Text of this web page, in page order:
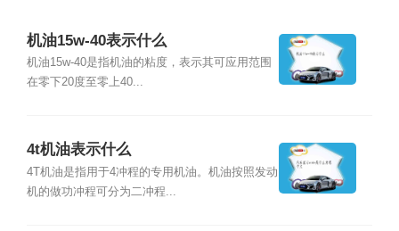
机油15w-40表示什么
机油15w-40是指机油的粘度，表示其可应用范围
在零下20度至零上40...
4t机油表示什么
4T机油是指用于4冲程的专用机油。机油按照发动
机的做功冲程可分为二冲程...